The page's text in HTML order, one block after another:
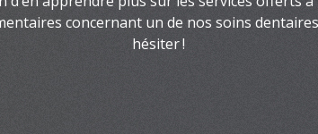
concernant un de nos soins
hésiter !